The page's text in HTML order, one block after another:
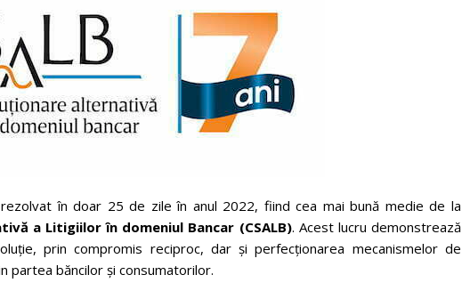
în doar 25 de zile în anul 2022, fiind cea mai bună medie de la
a Litigiilor în domeniul Bancar (CSALB). Acest lucru demonstrează
prin compromis reciproc, dar și perfecționarea mecanismelor de
partea băncilor și consumatorilor.